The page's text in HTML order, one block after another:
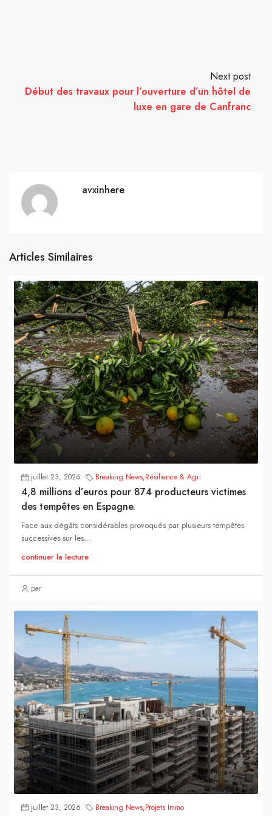
Next post
Début des travaux pour l’ouverture d’un hôtel de
luxe en gare de Canfranc
avxinhere
Articles Similaires
juillet 23, 2026 Breaking News,Résilience & Agri
4,8 millions d’euros pour 874 producteurs victimes
des tempêtes en Espagne.
Face aux dégâts considérables provoqués par plusieurs tempêtes
successives sur les...
continuer la lecture
par
juillet 23, 2026 Breaking News,Projets Immo